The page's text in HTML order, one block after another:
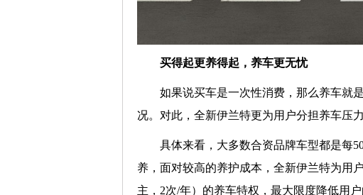
买得起更养得起，养车更无忧
如果说买车是一次性消费，那么养车就
况。对此，全新伊兰特更为用户分担养车压
具体来看，大多数合资品牌车型都是每
养，面对较高的养护成本，全新伊兰特为用
主，2次/年）的养车特权，最大限度降低用